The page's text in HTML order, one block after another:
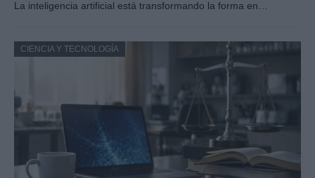
La inteligencia artificial está transformando la forma en…
CIENCIA Y TECNOLOGÍA